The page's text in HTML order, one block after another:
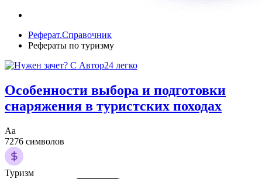
Реферат.Справочник
Рефераты по туризму
Особенности выбора и подготовки
снаряжения в туристских походах
Аа
7276 символов
Туризм